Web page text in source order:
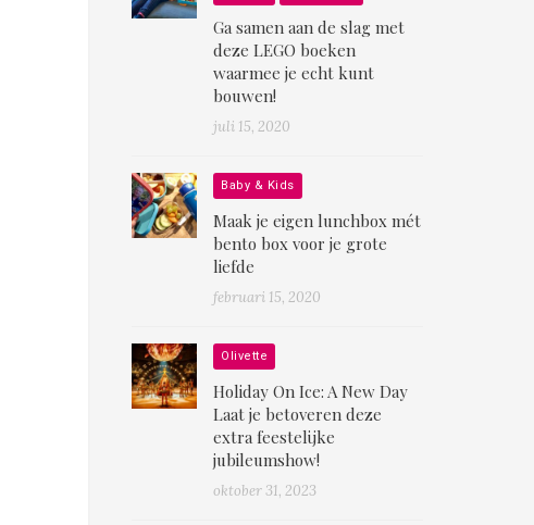
Ga samen aan de slag met
deze LEGO boeken
waarmee je echt kunt
bouwen!
juli 15, 2020
Baby & Kids
Maak je eigen lunchbox mét
bento box voor je grote
liefde
februari 15, 2020
Olivette
Holiday On Ice: A New Day
Laat je betoveren deze
extra feestelijke
jubileumshow!
oktober 31, 2023